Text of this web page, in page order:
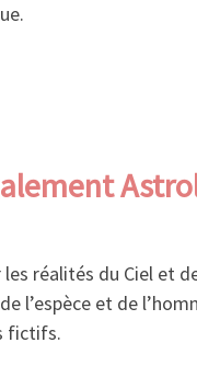
réalités du Ciel et
l’espèce et de
fictifs.